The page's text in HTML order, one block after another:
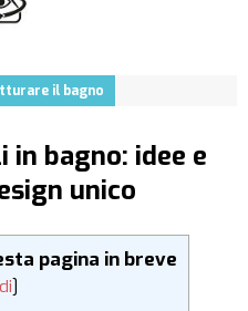
il bagno
bagno: idee e
unico
pagina in breve
]